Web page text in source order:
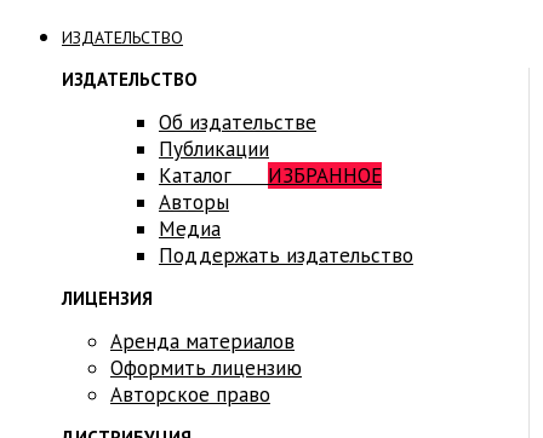
ИЗДАТЕЛЬСТВО
ИЗДАТЕЛЬСТВО
Об издательстве
Публикации
Каталог ИЗБРАННОЕ
Авторы
Медиа
Поддержать издательство
ЛИЦЕНЗИЯ
Аренда материалов
Оформить лицензию
Авторское право